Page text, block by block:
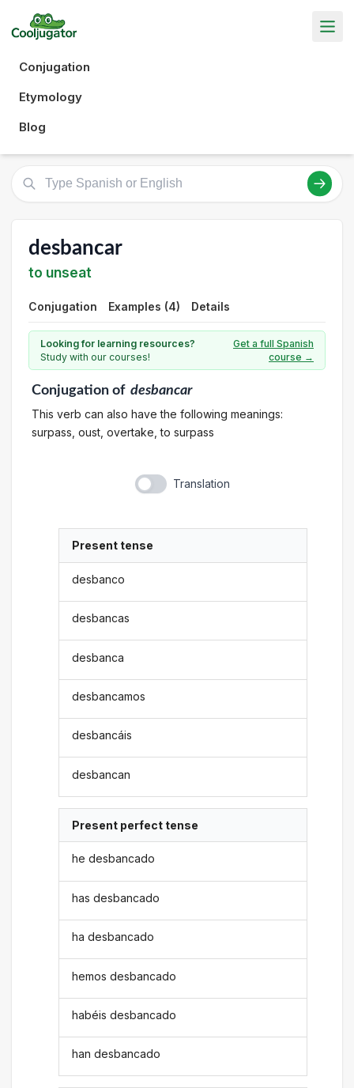
Conjugation
Etymology
Blog
desbancar
to unseat
Conjugation Examples (4) Details
Looking for learning resources?
Study with our courses!
Get a full Spanish
course →
Conjugationof desbancar
This verb can also have the following meanings:
surpass, oust, overtake, to surpass
Translation
Present tense
desbanco
desbancas
desbanca
desbancamos
desbancáis
desbancan
Present perfect tense
he desbancado
has desbancado
ha desbancado
hemos desbancado
habéis desbancado
han desbancado